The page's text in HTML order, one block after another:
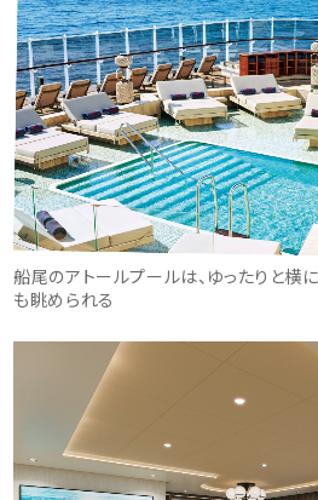
船尾のアトールプールは、ゆったりと横
も眺められる